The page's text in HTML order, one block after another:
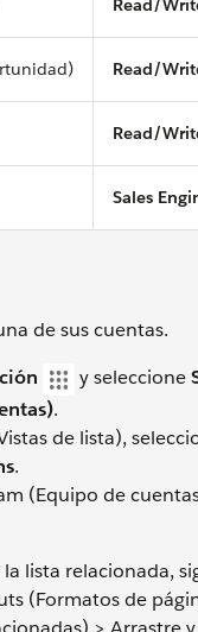
Read/
Read/
Read/
Sales
de sus cuentas.
y seleccione
.
de lista),
.
(Equipo de
lista relacionada,
(Formatos de